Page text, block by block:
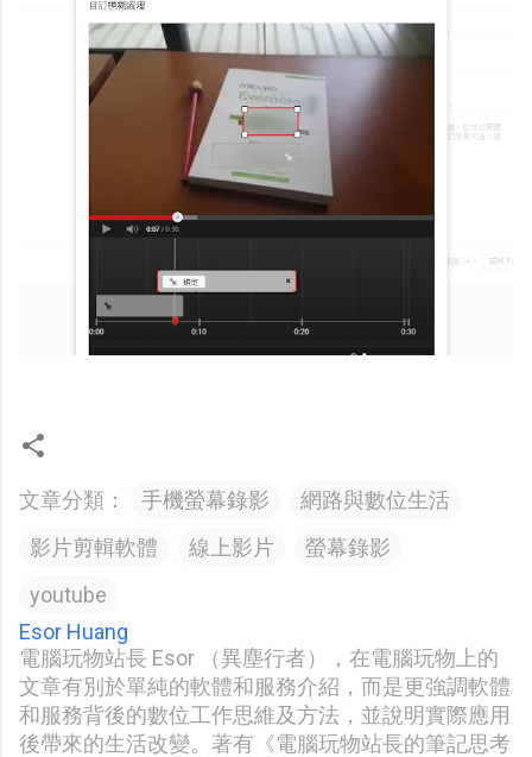
文章分類： 手機螢幕錄影
網路與數位生活
影片剪輯軟體
線上影片
螢幕錄影
youtube
Esor Huang
電腦玩物站長 Esor （異塵行者），在電腦玩物上的
文章有別於單純的軟體和服務介紹，而是更強調軟體
和服務背後的數位工作思維及方法，並說明實際應用
後帶來的生活改變。著有《電腦玩物站長的筆記思考